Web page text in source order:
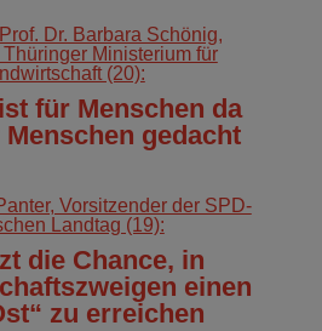
Dr. Barbara Schönig,
Ministerium für
(20):
für Menschen da
gedacht
Vorsitzender der SPD-
Landtag (19):
die Chance, in
einen
zu erreichen